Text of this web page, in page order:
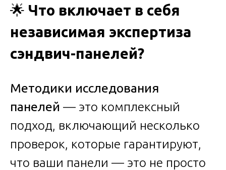
🌟 Что включает в себя
независимая экспертиза
сэндвич-панелей?
Методики исследования
панелей — это комплексный
подход, включающий несколько
проверок, которые гарантируют,
что ваши панели — это не просто